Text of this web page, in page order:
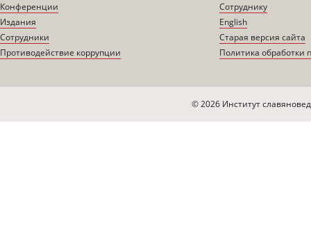
Конференции
Издания
Сотрудники
Противодействие коррупции
Сотруднику
English
Старая версия сайта
Политика обработки
© 2026 Институт